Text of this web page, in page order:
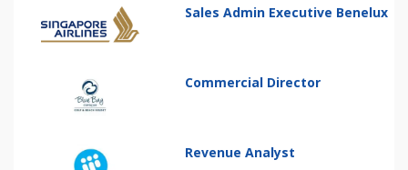
Sales Admin Executive Benelux
Commercial Director
Revenue Analyst